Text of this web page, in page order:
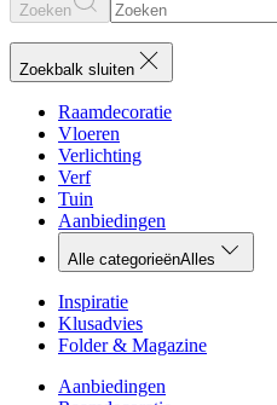
Zoeken
Zoekbalk sluiten
Raamdecoratie
Vloeren
Verlichting
Verf
Tuin
Aanbiedingen
Alle categorieënAlles
Inspiratie
Klusadvies
Folder & Magazine
Aanbiedingen